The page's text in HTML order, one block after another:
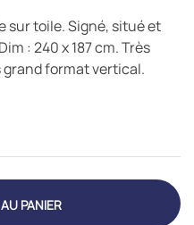
sur toile. Signé, situé et
: 240 x 187 cm. Très
grand format vertical.
PANIER